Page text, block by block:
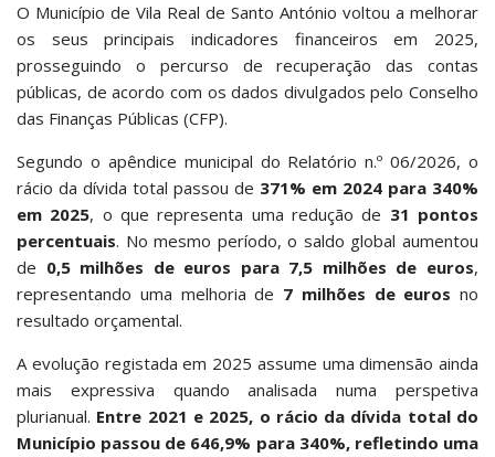
O Município de Vila Real de Santo António voltou a melhorar
os seus principais indicadores financeiros em 2025,
prosseguindo o percurso de recuperação das contas
públicas, de acordo com os dados divulgados pelo Conselho
das Finanças Públicas (CFP).
Segundo o apêndice municipal do Relatório n.º 06/2026, o
rácio da dívida total passou de 371% em 2024 para 340%
em 2025, o que representa uma redução de 31 pontos
percentuais. No mesmo período, o saldo global aumentou
de 0,5 milhões de euros para 7,5 milhões de euros,
representando uma melhoria de 7 milhões de euros no
resultado orçamental.
A evolução registada em 2025 assume uma dimensão ainda
mais expressiva quando analisada numa perspetiva
plurianual. Entre 2021 e 2025, o rácio da dívida total do
Município passou de 646,9% para 340%, refletindo uma